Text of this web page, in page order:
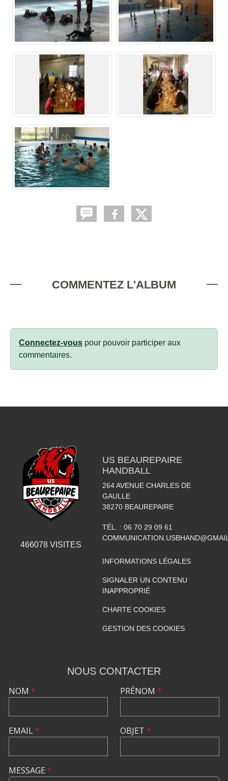
COMMENTEZ L'ALBUM
Connectez-vous pour pouvoir participer aux
commentaires.
466078 VISITES
US BEAUREPAIRE
HANDBALL
264 AVENUE CHARLES DE
GAULLE
38270 BEAUREPAIRE
TÉL. : 06 70 29 09 61
INFORMATIONS LÉGALES
SIGNALER UN CONTENU
INAPPROPRIÉ
CHARTE COOKIES
GESTION DES COOKIES
NOUS CONTACTER
NOM *
EMAIL*
PRÉNOM *
OBJET *
MESSAGE *